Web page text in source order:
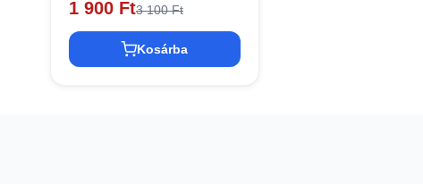
1 900 Ft3 100 Ft
Kosárba